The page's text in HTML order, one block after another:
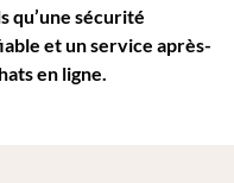
qu’une sécurité
et un service après-
en ligne.